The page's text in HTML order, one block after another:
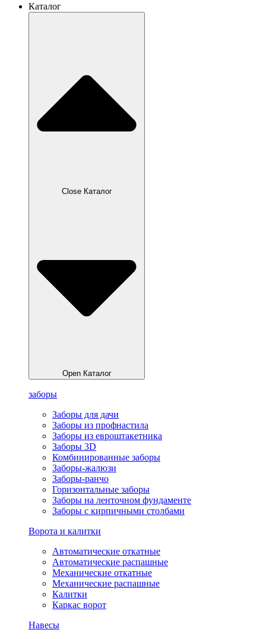
Каталог
Close Каталог
Open Каталог
заборы
Заборы для дачи
Заборы из профнастила
Заборы из евроштакетника
Заборы 3D
Комбинированные заборы
Заборы-жалюзи
Заборы-ранчо
Горизонтальные заборы
Заборы на ленточном фундаменте
Заборы с кирпичными столбами
Ворота и калитки
Автоматические откатные
Автоматические распашные
Механические откатные
Механические распашные
Калитки
Каркас ворот
Навесы